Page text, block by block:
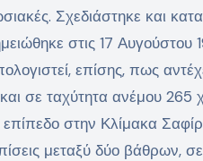
Σχεδιάστηκε και
στις 17 Αυγούστου
επίσης, πως
σε ταχύτητα ανέμου 265
στην Κλίμακα
μεταξύ δύο βάθρων,